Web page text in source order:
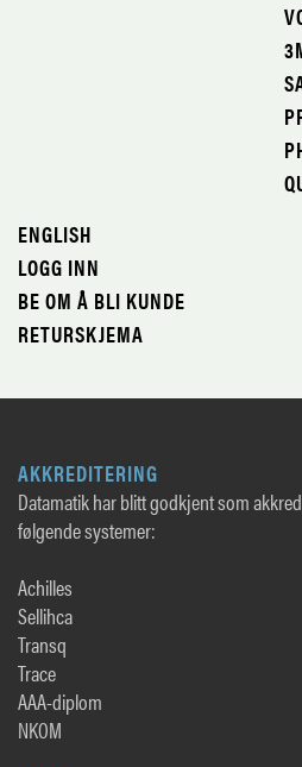
ENGLISH
LOGG INN
BE OM Å BLI KUNDE
RETURSKJEMA
AKKREDITERING
Datamatik har blitt godkjent som
følgende systemer:
Achilles
Sellihca
Transq
Trace
AAA-diplom
NKOM